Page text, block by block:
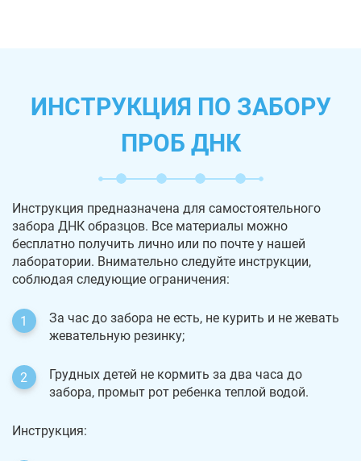
ИНСТРУКЦИЯ ПО ЗАБОРУ
ПРОБ ДНК
Инструкция предназначена для самостоятельного
забора ДНК образцов. Все материалы можно
бесплатно получить лично или по почте у нашей
лаборатории. Внимательно следуйте инструкции,
соблюдая следующие ограничения:
За час до забора не есть, не курить и не жевать
жевательную резинку;
Грудных детей не кормить за два часа до
забора, промыт рот ребенка теплой водой.
Инструкция: